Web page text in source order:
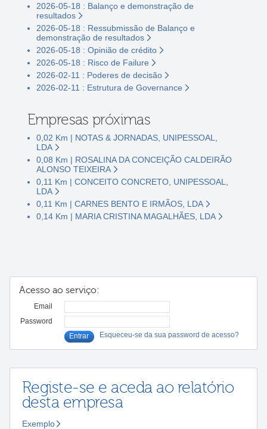
2026-05-18 : Balanço e demonstração de
resultados
2026-05-18 : Ressubmissão de Balanço e
demonstração de resultados
2026-05-18 : Opinião de crédito
2026-05-18 : Risco de Failure
2026-02-11 : Poderes de decisão
2026-02-11 : Estrutura de Governance
Empresas próximas
0,02 Km | NOTAS & JORNADAS, UNIPESSOAL,
LDA
0,08 Km | ROSALINA DA CONCEIÇÃO CALDEIRÃO
ALONSO TEIXEIRA
0,11 Km | CONCEITO CONCRETO, UNIPESSOAL,
LDA
0,11 Km | CARNES BENTO E IRMÃOS, LDA
0,14 Km | MARIA CRISTINA MAGALHÃES, LDA
Acesso ao serviço:
Email
Password
Esqueceu-se da sua password de acesso?
Registe-se e aceda ao relatório
desta empresa
Exemplo